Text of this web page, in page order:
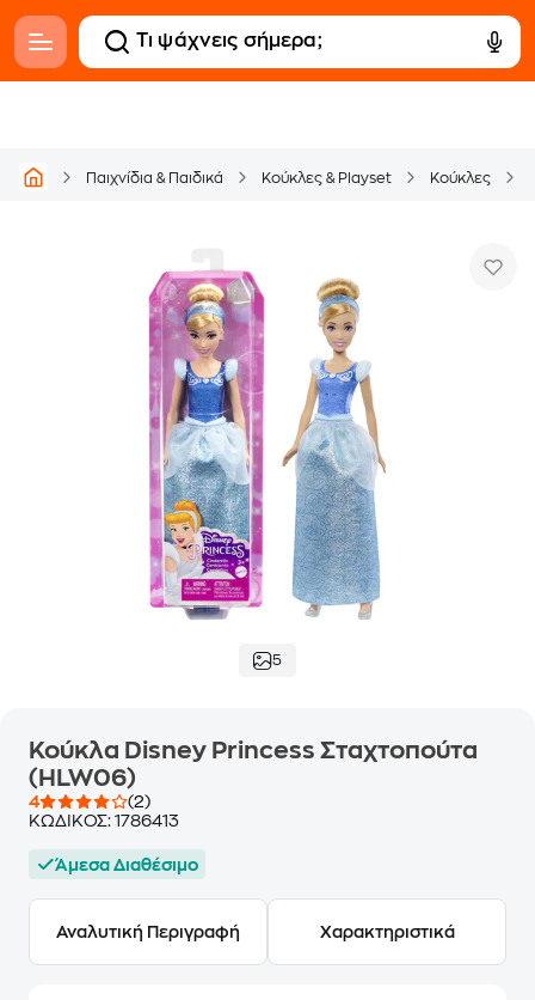
Παιχνίδια & Παιδικά Κούκλες & Playset Κούκλες
5
Κούκλα Disney Princess Σταχτοπούτα
(HLW06)
4
(2)
ΚΩΔΙΚΟΣ: 1786413
Άμεσα Διαθέσιμο
Αναλυτική Περιγραφή Χαρακτηριστικά